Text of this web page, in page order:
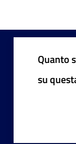
Quanto
su